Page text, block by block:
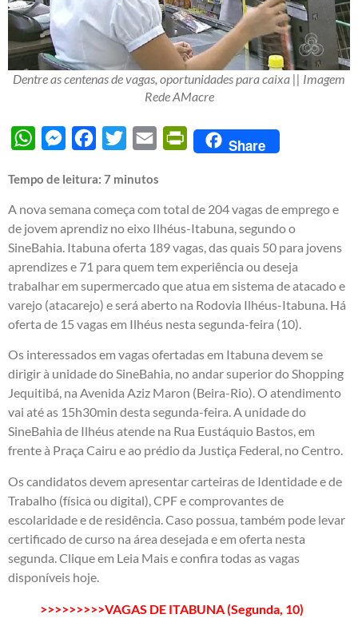
Dentre as centenas de vagas, oportunidades para caixa || Imagem
Rede AMacre
WhatsAppMessengerFacebook
Twitter Email PrintFriendly
Share
Tempo de leitura: 7 minutos
A nova semana começa com total de 204 vagas de emprego e
de jovem aprendiz no eixo Ilhéus-Itabuna, segundo o
SineBahia. Itabuna oferta 189 vagas, das quais 50 para jovens
aprendizes e 71 para quem tem experiência ou deseja
trabalhar em supermercado que atua em sistema de atacado e
varejo (atacarejo) e será aberto na Rodovia Ilhéus-Itabuna. Há
oferta de 15 vagas em Ilhéus nesta segunda-feira (10).
Os interessados em vagas ofertadas em Itabuna devem se
dirigir à unidade do SineBahia, no andar superior do Shopping
Jequitibá, na Avenida Aziz Maron (Beira-Rio). O atendimento
vai até as 15h30min desta segunda-feira. A unidade do
SineBahia de Ilhéus atende na Rua Eustáquio Bastos, em
frente à Praça Cairu e ao prédio da Justiça Federal, no Centro.
Os candidatos devem apresentar carteiras de Identidade e de
Trabalho (física ou digital), CPF e comprovantes de
escolaridade e de residência. Caso possua, também pode levar
certificado de curso na área desejada e em oferta nesta
segunda. Clique em Leia Mais e confira todas as vagas
disponíveis hoje.
>>>>>>>>>VAGAS DE ITABUNA (Segunda, 10)